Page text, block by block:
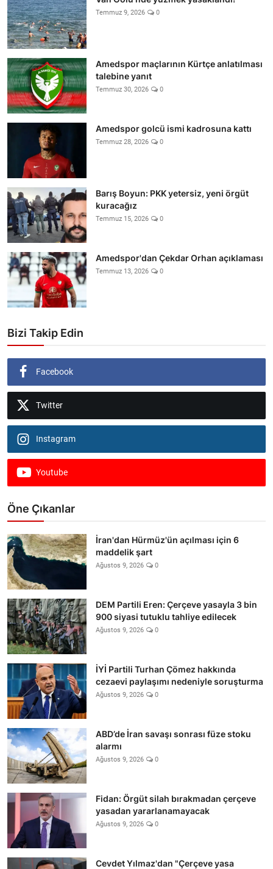
Temmuz 9, 2026 0
Amedspor maçlarının Kürtçe anlatılması
talebine yanıt
Temmuz 30, 2026 0
Amedspor golcü ismi kadrosuna kattı
Temmuz 28, 2026 0
Barış Boyun: PKK yetersiz, yeni örgüt
kuracağız
Temmuz 15, 2026 0
Amedspor'dan Çekdar Orhan açıklaması
Temmuz 13, 2026 0
Bizi Takip Edin
Facebook
Twitter
Instagram
Youtube
Öne Çıkanlar
İran'dan Hürmüz'ün açılması için 6
maddelik şart
Ağustos 9, 2026 0
DEM Partili Eren: Çerçeve yasayla 3 bin
900 siyasi tutuklu tahliye edilecek
Ağustos 9, 2026 0
İYİ Partili Turhan Çömez hakkında
cezaevi paylaşımı nedeniyle soruşturma
Ağustos 9, 2026 0
ABD’de İran savaşı sonrası füze stoku
alarmı
Ağustos 9, 2026 0
Fidan: Örgüt silah bırakmadan çerçeve
yasadan yararlanamayacak
Ağustos 9, 2026 0
Cevdet Yılmaz'dan "Çerçeve yasa